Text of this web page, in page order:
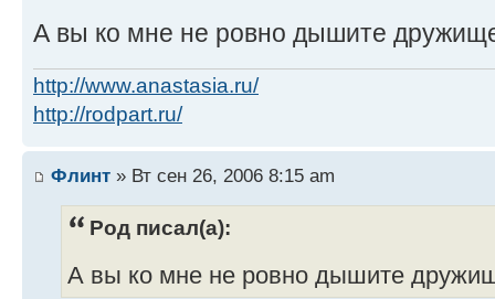
А вы ко мне не ровно дышите
http://www.anastasia.ru/
http://rodpart.ru/
Флинт » Вт сен 26, 2006 8:15 am
Род писал(а):
А вы ко мне не ровно дышите